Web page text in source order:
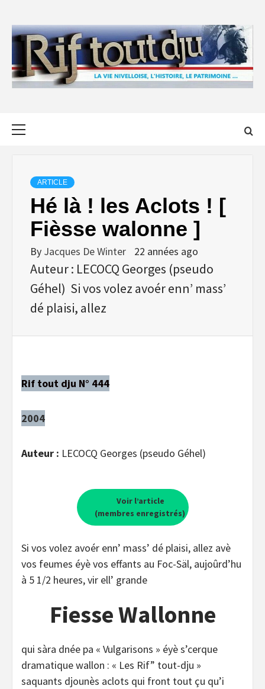
content
ARTICLE
Hé là ! les Aclots ! [
Fièsse walonne ]
By Jacques De Winter 22 années ago
Auteur : LECOCQ Georges (pseudo
Géhel) Si vos volez avoér enn’ mass’
dé plaisi, allez
Rif tout dju N° 444
2004
Auteur : LECOCQ Georges (pseudo Géhel)
Voir l’article
(membres enregistrés)
Si vos volez avoér enn’ mass’ dé plaisi, allez avè
vos feumes éyè vos effants au Foc-Säl, aujoûrd’hu
à 5 1/2 heures, vir ell’ grande
Fiesse Wallonne
qui sàra dnée pa « Vulgarisons » éyè s’cerque
dramatique wallon : « Les Rif” tout-dju »
saquants djounès aclots qui front tout çu qu’i